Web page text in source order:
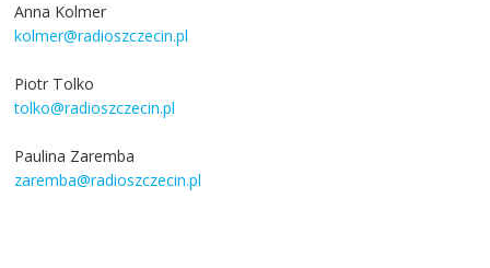
Anna Kolmer
kolmer@radioszczecin.pl
Piotr Tolko
tolko@radioszczecin.pl
Paulina Zaremba
zaremba@radioszczecin.pl